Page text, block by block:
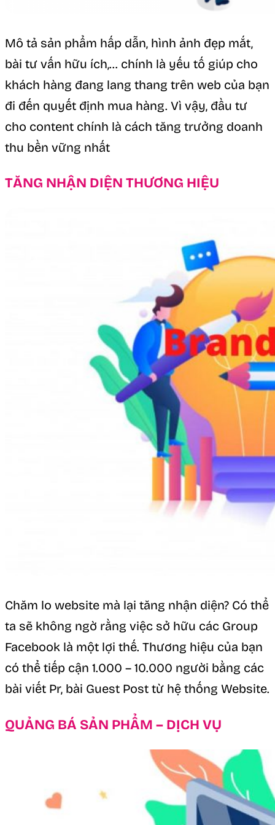
Mô tả sản phẩm hấp dẫn, hình ảnh đẹp mắt,
bài tư vấn hữu ích,… chính là yếu tố giúp cho
khách hàng đang lang thang trên web của bạn
đi đến quyết định mua hàng. Vì vậy, đầu tư
cho content chính là cách tăng trưởng doanh
thu bền vững nhất
TĂNG NHẬN DIỆN THƯƠNG HIỆU
Chăm lo website mà lại tăng nhận diện? Có thể
ta sẽ không ngờ rằng việc sở hữu các Group
Facebook là một lợi thế. Thương hiệu của bạn
có thể tiếp cận 1.000 – 10.000 người bằng các
bài viết Pr, bài Guest Post từ hệ thống Website.
QUẢNG BÁ SẢN PHẨM – DỊCH VỤ